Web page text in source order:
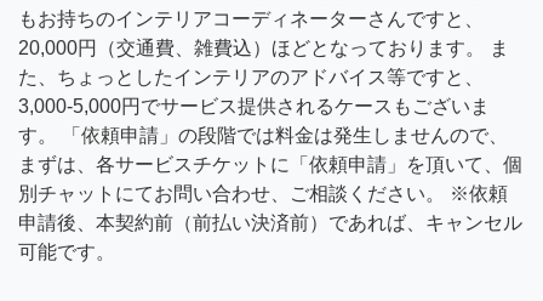
もお持ちのインテリアコーディネーターさんですと、
20,000円（交通費、雑費込）ほどとなっております。 ま
た、ちょっとしたインテリアのアドバイス等ですと、
3,000-5,000円でサービス提供されるケースもございま
す。 「依頼申請」の段階では料金は発生しませんので、
まずは、各サービスチケットに「依頼申請」を頂いて、個
別チャットにてお問い合わせ、ご相談ください。 ※依頼
申請後、本契約前（前払い決済前）であれば、キャンセル
可能です。